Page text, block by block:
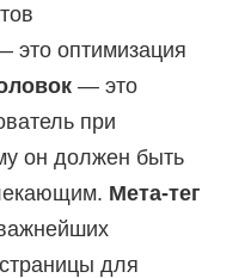
это оптимизация
— это
при
он должен быть
Мета-тег
для